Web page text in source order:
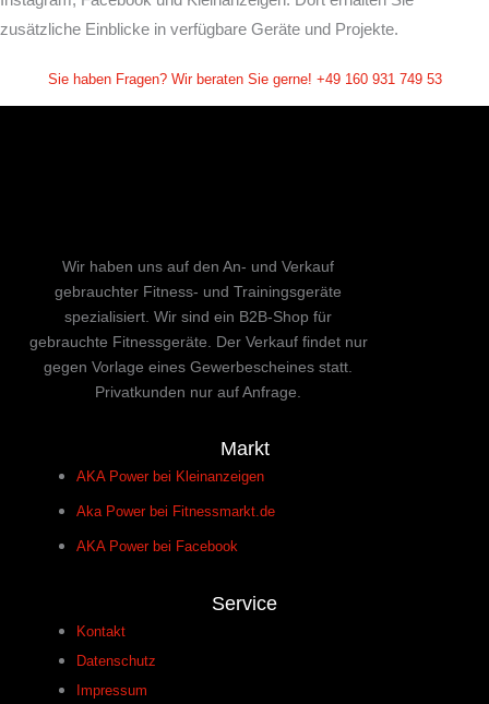
zusätzliche Einblicke in verfügbare Geräte und Projekte.
Sie haben Fragen? Wir beraten Sie gerne! +49 160 931 749 53
Wir haben uns auf den An- und Verkauf
gebrauchter Fitness- und Trainingsgeräte
spezialisiert. Wir sind ein B2B-Shop für
gebrauchte Fitnessgeräte. Der Verkauf findet nur
gegen Vorlage eines Gewerbescheines statt.
Privatkunden nur auf Anfrage.
Markt
AKA Power bei Kleinanzeigen
Aka Power bei Fitnessmarkt.de
AKA Power bei Facebook
Service
Kontakt
Datenschutz
Impressum